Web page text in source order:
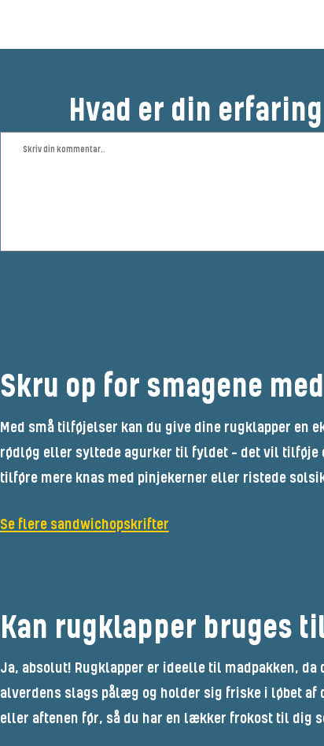
Hvad er din
Skru op for smagene
Med små tilføjelser kan du give dine rugklapper en
rødløg eller syltede agurker til fyldet – det vil tilføje
tilføre mere knas med pinjekerner eller ristede
Se flere sandwichopskrifter
Kan rugklapper bruges
Ja, absolut! Rugklapper er ideelle til madpakken,
alverdens slags pålæg og holder sig friske i løbet af
eller aftenen før, så du har en lækker frokost til dig